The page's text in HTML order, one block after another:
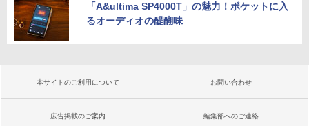
「A&ultima SP4000T」の魅力！ポケットに入
るオーディオの醍醐味
本サイトのご利用について お問い合わせ
広告掲載のご案内 編集部へのご連絡